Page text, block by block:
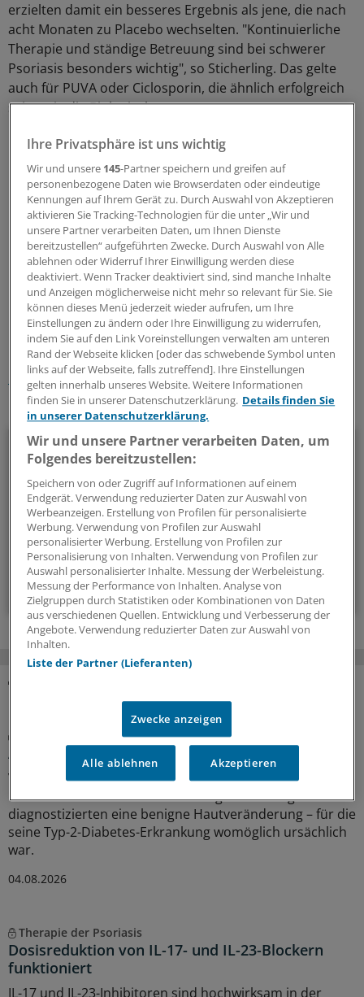
erzielten damit ein besseres Ergebnis als jene, die nach
acht Monaten zu Placebo wechselten. "Kontinuierliche
Therapie und ständige Betreuung sind bei schwerer
Psoriasis besonders wichtig", so Sticherling. Das gelte
auch für PUVA oder Ciclosporin, die ähnlich erfolgreich
seien wie die Biologicals.
Lesen Sie dazu auch:
Dauertherapie bremst Fortschreiten der Atopie
Finasterid kräftigt schütteres Haupthaar sichtbar
Infoplattform für Patienten mit Schuppenflechte
Einmaltherapie verscheucht den Fußpilz
Schlagworte:
Haut-Krankheiten Dermatologie Innere Medizin
Ihr Newsletter zum Thema
Dermatologie
Welche aktuellen Entwicklungen gibt es in der
Dermatologie? Antworten liefern wir in diesem Newsletter.
alle 3 Wochen (Dienstag)
Zum Abonnieren bitte anmelden
MEHR ZUM THEMA
Atypische Stirnfalten: Wo kommen sie her?
Vor mehreren Jahren entdeckte ein Patient tiefgefurchte
Falten auf seiner Stirn. Dermatologische Kollegen
diagnostizierten eine benigne Hautveränderung – für die
seine Typ-2-Diabetes-Erkrankung womöglich ursächlich
war.
04.08.2026
Therapie der Psoriasis
Dosisreduktion von IL-17- und IL-23-Blockern
funktioniert
IL-17 und IL-23-Inhibitoren sind hochwirksam in der
Ihre Privatsphäre ist uns wichtig
Wir und unsere 145-Partner speichern und greifen auf
personenbezogene Daten wie Browserdaten oder eindeutige
Kennungen auf Ihrem Gerät zu. Durch Auswahl von Akzeptieren
aktivieren Sie Tracking-Technologien für die unter „Wir und
unsere Partner verarbeiten Daten, um Ihnen Dienste
bereitzustellen“ aufgeführten Zwecke. Durch Auswahl von Alle
ablehnen oder Widerruf Ihrer Einwilligung werden diese
deaktiviert. Wenn Tracker deaktiviert sind, sind manche Inhalte
und Anzeigen möglicherweise nicht mehr so relevant für Sie. Sie
können dieses Menü jederzeit wieder aufrufen, um Ihre
Einstellungen zu ändern oder Ihre Einwilligung zu widerrufen,
indem Sie auf den Link Voreinstellungen verwalten am unteren
Rand der Webseite klicken [oder das schwebende Symbol unten
links auf der Webseite, falls zutreffend]. Ihre Einstellungen
gelten innerhalb unseres Website. Weitere Informationen
finden Sie in unserer Datenschutzerklärung. Details finden Sie
in unserer Datenschutzerklärung.
Wir und unsere Partner verarbeiten Daten, um
Folgendes bereitzustellen:
Speichern von oder Zugriff auf Informationen auf einem
Endgerät. Verwendung reduzierter Daten zur Auswahl von
Werbeanzeigen. Erstellung von Profilen für personalisierte
Werbung. Verwendung von Profilen zur Auswahl
personalisierter Werbung. Erstellung von Profilen zur
Personalisierung von Inhalten. Verwendung von Profilen zur
Auswahl personalisierter Inhalte. Messung der Werbeleistung.
Messung der Performance von Inhalten. Analyse von
Zielgruppen durch Statistiken oder Kombinationen von Daten
aus verschiedenen Quellen. Entwicklung und Verbesserung der
Angebote. Verwendung reduzierter Daten zur Auswahl von
Inhalten.
Liste der Partner (Lieferanten)
Zwecke anzeigen
Alle ablehnen Akzeptieren